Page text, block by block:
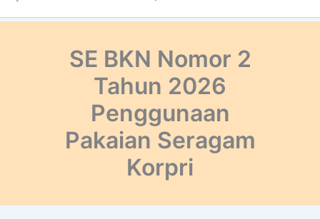
SE BKN Nomor 2
Tahun 2026
Penggunaan
Pakaian Seragam
Korpri